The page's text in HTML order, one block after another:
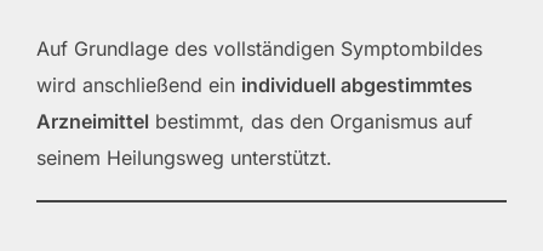
Auf Grundlage des vollständigen Symptombildes
wird anschließend ein individuell abgestimmtes
Arzneimittel bestimmt, das den Organismus auf
seinem Heilungsweg unterstützt.